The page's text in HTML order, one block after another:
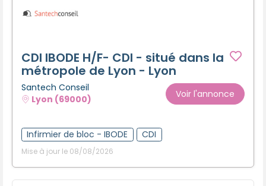
CDI IBODE H/F- CDI - situé dans la
métropole de Lyon - Lyon
Santech Conseil
Lyon (69000)
Voir l'annonce
Infirmier de bloc - IBODE CDI
Mise à jour le 08/08/2026